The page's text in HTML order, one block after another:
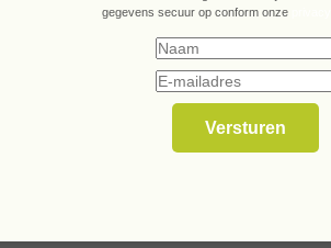
gegevens secuur op conform onze